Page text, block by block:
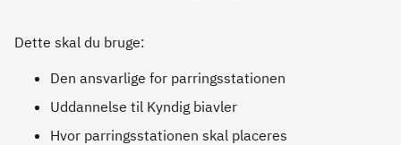
Dette skal du bruge:
Den ansvarlige for parringsstationen
Uddannelse til Kyndig biavler
Hvor parringsstationen skal placeres